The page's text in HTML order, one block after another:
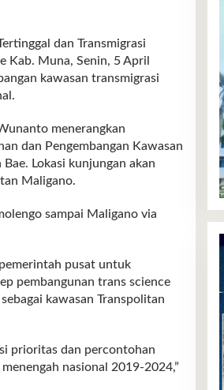
dan Transmigrasi
Kab. Muna, Senin, 5 April
kawasan transmigrasi
menerangkan
dan Pengembangan Kawasan
Lokasi kunjungan akan
Maligano.
sampai Maligano via
pusat untuk
pembangunan trans science
kawasan Transpolitan
prioritas dan percontohan
nasional 2019-2024,”